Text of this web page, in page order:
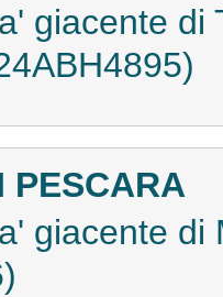
giacente di
PESCARA
giacente